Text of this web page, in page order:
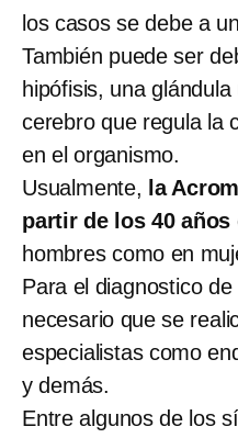
los casos se debe a
También puede ser
hipófisis, una
cerebro que regula la
en el organismo.
Usualmente, la
partir de los 40 años
hombres como en
Para el diagnostico
necesario que se
especialistas como
y demás.
Entre algunos de los